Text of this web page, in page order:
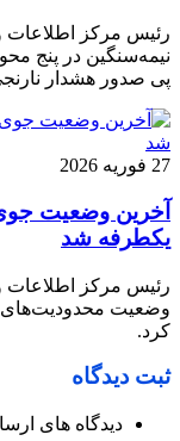
رئیس مرکز اطلاعات و
نیمه‌سنگین در پنج
پی صدور هشدار
27 فوریه 2026
آخرین وضعیت
یکطرفه شد
رئیس مرکز اطلاعات
وضعیت محدودیت‌های
کرد.
ثبت دیدگاه
دیدگاه های